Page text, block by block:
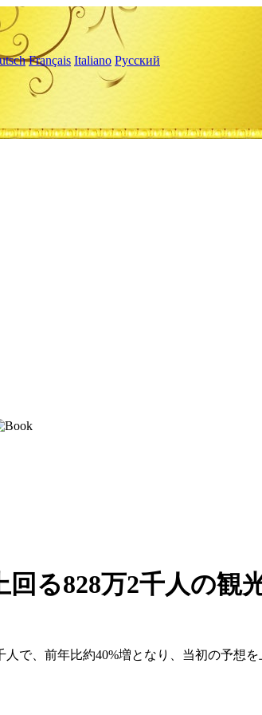
Français Italiano Русский
る828万2千人の観
で、前年比約40%増となり、当初の予想